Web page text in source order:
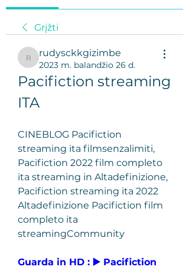
Grįžti
rudysckkgizimbe
rudysckkgizimbe
2023 m. balandžio 26 d.
Pacifiction streaming
ITA
CINEBLOG Pacifiction
streaming ita filmsenzalimiti,
Pacifiction 2022 film completo
ita streaming in Altadefinizione,
Pacifiction streaming ita 2022
Altadefinizione Pacifiction film
completo ita
streamingCommunity
Guarda in HD : ▶️ Pacifiction